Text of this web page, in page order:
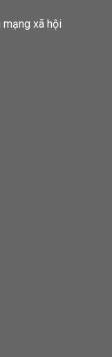
mạng xã hội